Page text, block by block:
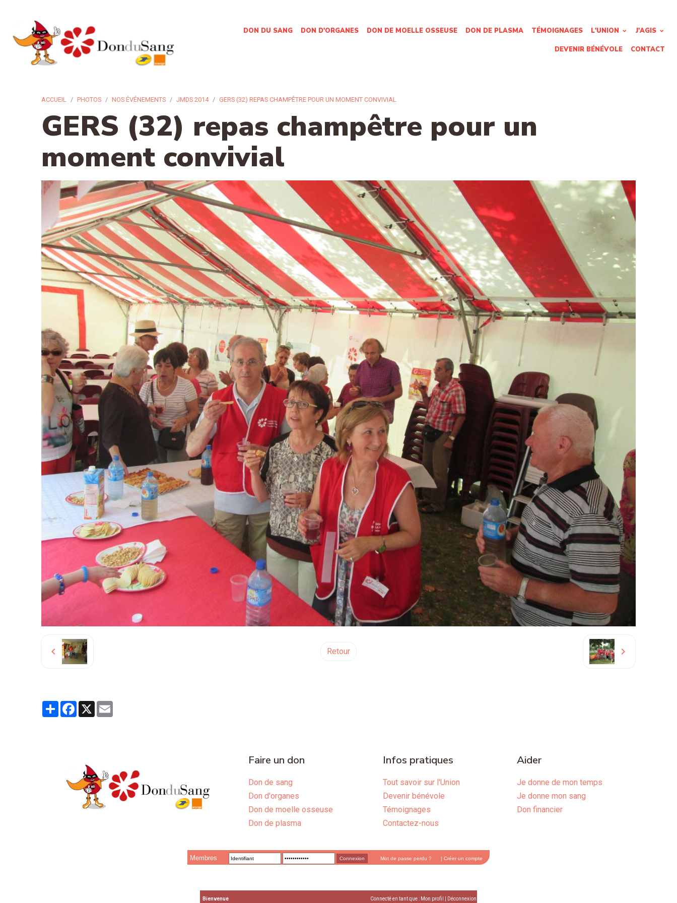
DON DU SANG DON D'ORGANES DON DE MOELLE OSSEUSE DON DE PLASMA TÉMOIGNAGES L'UNION J'AGIS
DEVENIR BÉNÉVOLE CONTACT
ACCUEIL PHOTOS NOS ÉVÉNEMENTS JMDS 2014 GERS (32) REPAS CHAMPÊTRE POUR UN MOMENT CONVIVIAL
GERS (32) repas champêtre pour un
moment convivial
Retour
PartagerFacebook
X
Faire un don
Don de sang
Don d'organes
Don de moelle osseuse
Don de plasma
Infos pratiques
Tout savoir sur l'Union
Devenir bénévole
Témoignages
Contactez-nous
Aider
Je donne de mon temps
Je donne mon sang
Don financier
Membres Mot de passe perdu ? | Créer un compte
Bienvenue Connecté en tant que : Mon profil Déconnexion